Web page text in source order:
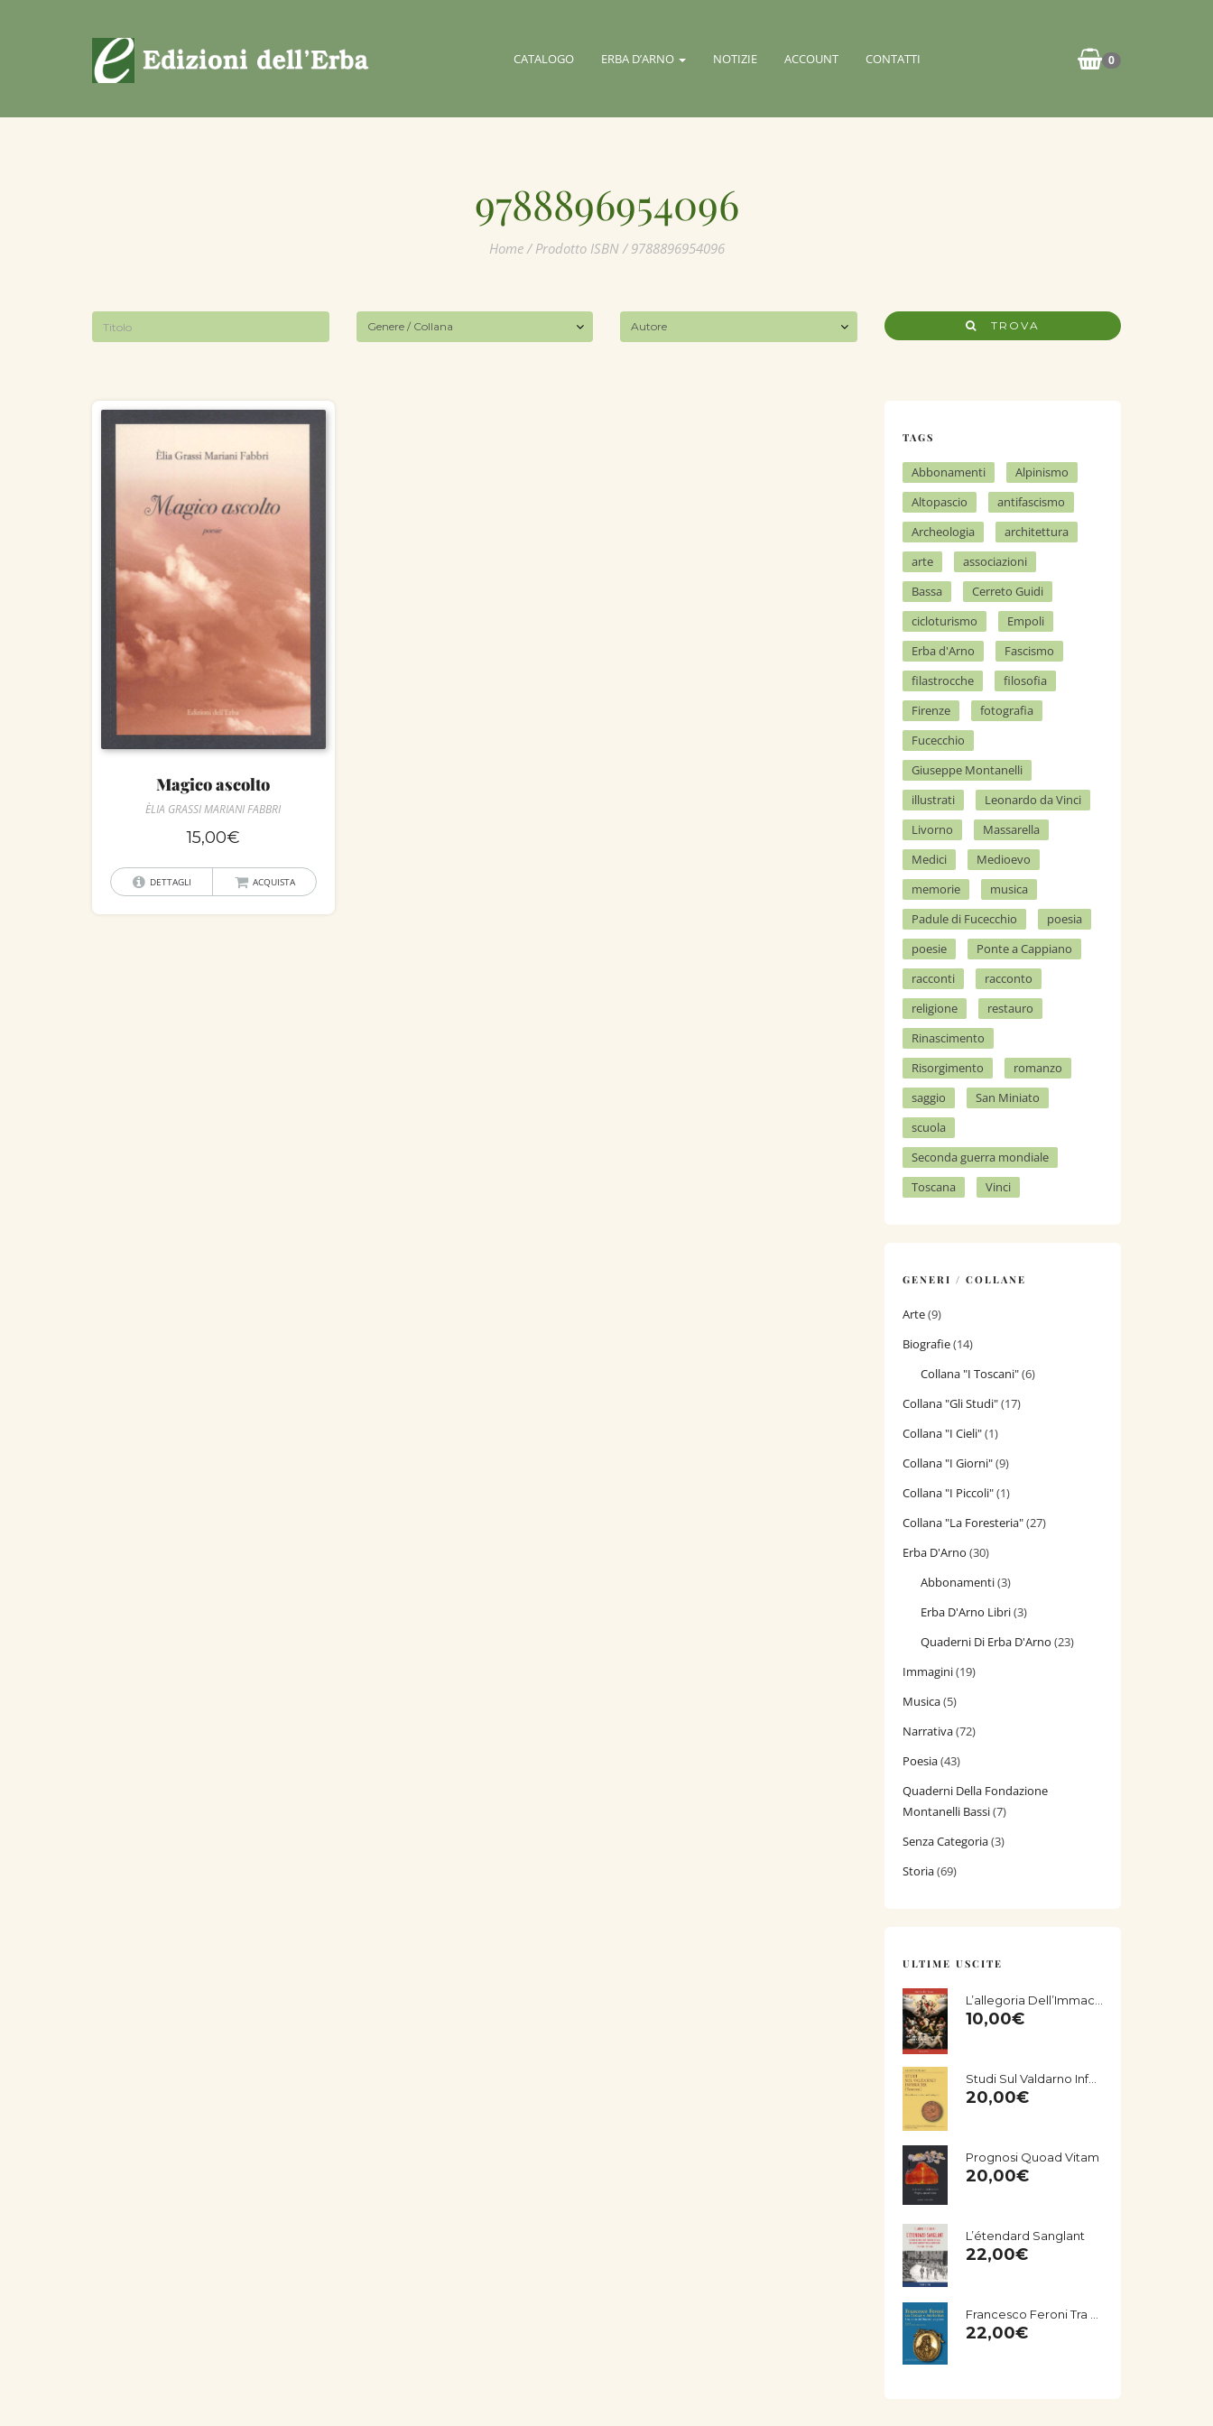
0
CATALOGO ERBA D’ARNO NOTIZIE ACCOUNT CONTATTI
9788896954096
Home/ Prodotto ISBN / 9788896954096
TROVA
Magico ascolto
ÈLIA GRASSI MARIANI FABBRI
15,00€
DETTAGLI ACQUISTA
TAGS
Abbonamenti
Alpinismo
Altopascio
antifascismo
Archeologia
architettura
arte
associazioni
Bassa
Cerreto Guidi
cicloturismo
Empoli
Erba d'Arno
Fascismo
filastrocche
filosofia
Firenze
fotografia
Fucecchio
Giuseppe Montanelli
illustrati
Leonardo da Vinci
Livorno
Massarella
Medici
Medioevo
memorie
musica
Padule di Fucecchio
poesia
poesie
Ponte a Cappiano
racconti
racconto
religione
restauro
Rinascimento
Risorgimento
romanzo
saggio
San Miniato
scuola
Seconda guerra mondiale
Toscana
Vinci
GENERI / COLLANE
Arte(9)
Biografie(14)
Collana "I Toscani"(6)
Collana "Gli Studi"(17)
Collana "I Cieli"(1)
Collana "I Giorni"(9)
Collana "I Piccoli"(1)
Collana "La Foresteria"(27)
Erba D'Arno (30)
Abbonamenti(3)
Erba D'Arno Libri(3)
Quaderni Di Erba D'Arno (23)
Immagini(19)
Musica(5)
Narrativa(72)
Poesia(43)
Quaderni Della Fondazione
Montanelli Bassi(7)
Senza Categoria(3)
Storia(69)
ULTIME USCITE
10,00€
Studi Sul Valdarno Inferiore (Toscana) - Miscellanea Storico-Archeologica
20,00€
Prognosi Quoad Vitam
20,00€
L’étendard Sanglant
22,00€
22,00€